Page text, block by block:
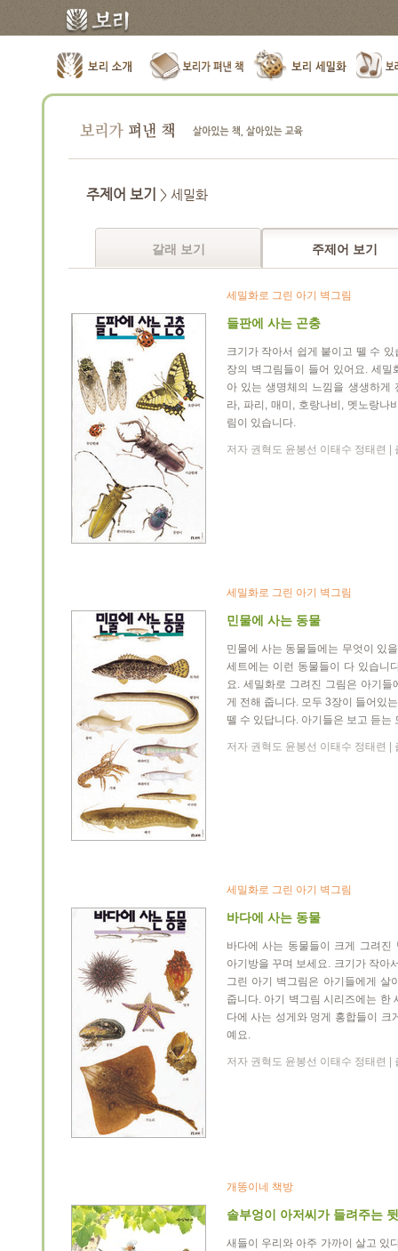
주제어 보기 > 세밀화
갈래 보기 주제어 보기
세밀화로 그린 아기 벽그림
들판에 사는 곤충
크기가 작아서 쉽게 붙이고 뗄 수
장의 벽그림들이 들어 있어요. 세
아 있는 생명체의 느낌을 생생하게
라, 파리, 매미, 호랑나비, 멧노랑나
림이 있습니다.
저자 권혁도 윤봉선 이태수 정태련
세밀화로 그린 아기 벽그림
민물에 사는 동물
민물에 사는 동물들에는 무엇이 있
세트에는 이런 동물들이 다 있습니
요. 세밀화로 그려진 그림은 아기
게 전해 줍니다. 모두 3장이 들어있
뗄 수 있답니다. 아기들은 보고 듣는
저자 권혁도 윤봉선 이태수 정태련
세밀화로 그린 아기 벽그림
바다에 사는 동물
바다에 사는 동물들이 크게 그려진
아기방을 꾸며 보세요. 크기가 작아
그린 아기 벽그림은 아기들에게 살
줍니다. 아기 벽그림 시리즈에는 한
다에 사는 성게와 멍게 홍합들이 크
예요.
저자 권혁도 윤봉선 이태수 정태련
개똥이네 책방
솔부엉이 아저씨가 들려주는
새들이 우리와 아주 가까이 살고 있